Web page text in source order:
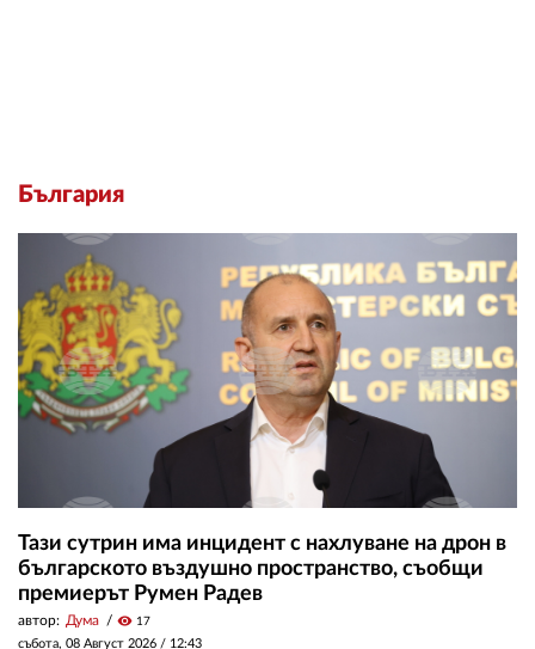
България
Тази сутрин има инцидент с нахлуване на дрон в
българското въздушно пространство, съобщи
премиерът Румен Радев
автор: Дума visibility 17
събота, 08 Август 2026 / 12:43